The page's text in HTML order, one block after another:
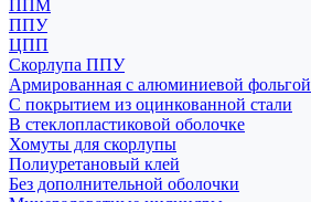
ППМ
ППУ
ЦПП
Скорлупа ППУ
Армированная с алюминиевой фольгой
С покрытием из оцинкованной стали
В стеклопластиковой оболочке
Хомуты для скорлупы
Полиуретановый клей
Без дополнительной оболочки